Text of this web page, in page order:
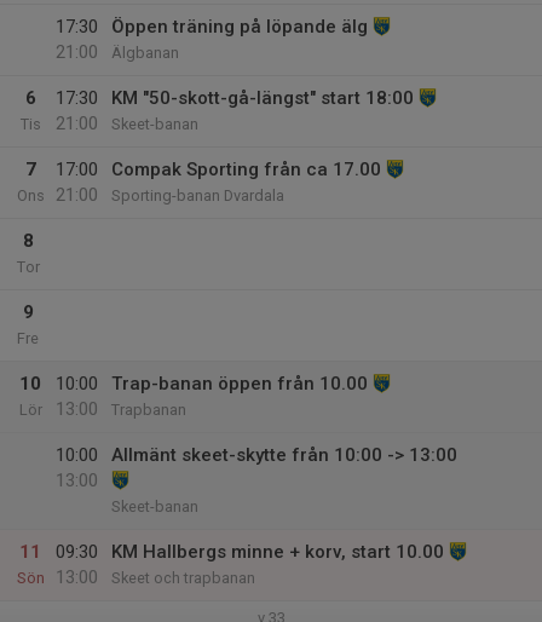
17:30
21:00
Öppen träning på löpande älg
Älgbanan
6
Tis
17:30
21:00
KM "50-skott-gå-längst" start 18:00
Skeet-banan
7
Ons
17:00
21:00
Compak Sporting från ca 17.00
Sporting-banan Dvardala
8
Tor
9
Fre
10
Lör
10:00
13:00
Trap-banan öppen från 10.00
Trapbanan
10:00
13:00
Allmänt skeet-skytte från 10:00 -> 13:00
Skeet-banan
11
Sön
09:30
13:00
KM Hallbergs minne + korv, start 10.00
Skeet och trapbanan
v.33